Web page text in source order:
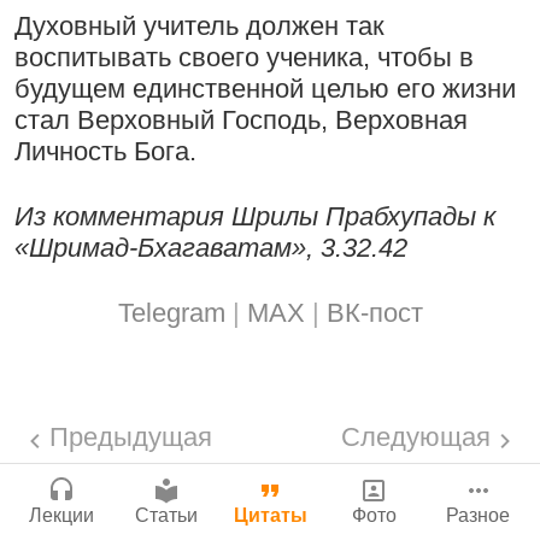
Бог, наука и атеизм, часть 2: Хвала
слушателям!
9:25 |17 июля 2024
Атланта, Джорджия, США
Поклоняться Бхактивиноду Тхакуру,
исполняя его бхаджаны
1:14:02 | 12 сентября
2008|Бойсе, Айдахо, США
Радхарани — глава департамента
служений
1:05:35 | 7 сентября 2008|
Мы теряем нормальную жизнь и слава
Богу!
29 июля 2026|Васух|
Вишну-сахасра-нама
Богатство, которое не спрятать в
28 июля 2026
Где живет Верховная Личность Бога?
Каков адрес Вишну?
Духовный учитель должен так
воспитывать своего ученика, чтобы в
будущем единственной целью его жизни
стал Верховный Господь, Верховная
Личность Бога.
Из комментария Шрилы Прабхупады к
«Шримад-Бхагаватам», 3.32.42
Telegram | MAX | ВК-пост
Предыдущая Следующая
Сайт
Войти|Регистрация|История версий
Инструкция
Лекции Статьи Цитаты Фото Разное